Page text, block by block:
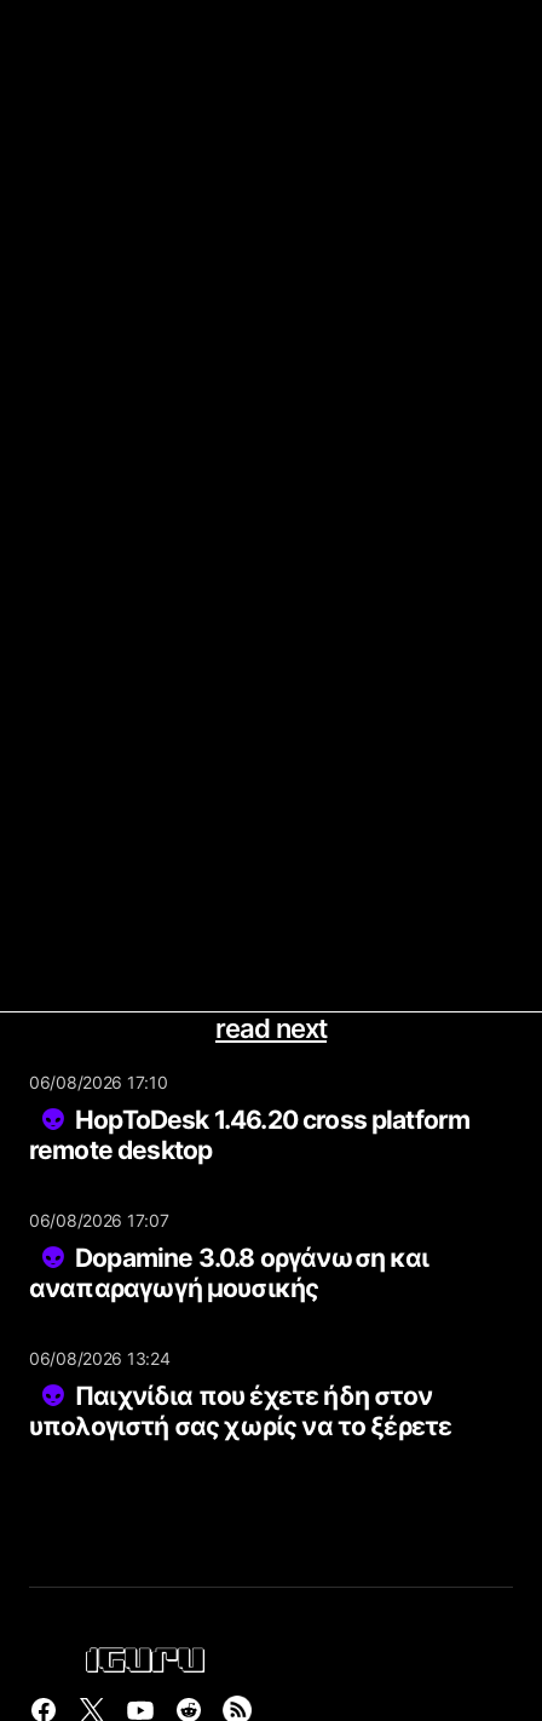
read next
06/08/2026 17:10
HopToDesk 1.46.20 cross platform
remote desktop
06/08/2026 17:07
Dopamine 3.0.8 οργάνωση και
αναπαραγωγή μουσικής
06/08/2026 13:24
Παιχνίδια που έχετε ήδη στον
υπολογιστή σας χωρίς να το ξέρετε